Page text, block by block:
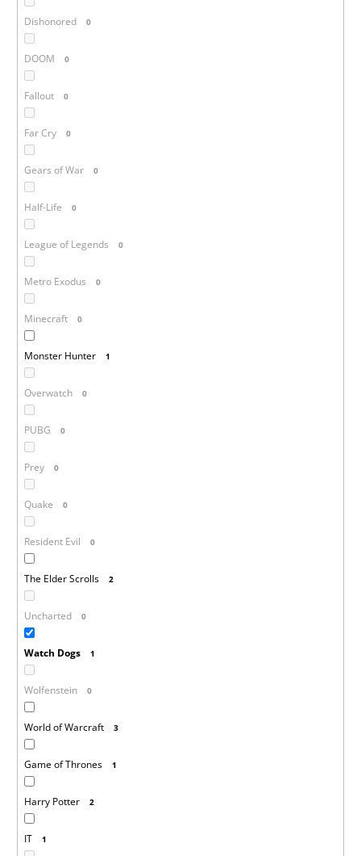
Dishonored 0
DOOM 0
Fallout 0
Far Cry 0
Gears of War 0
Half-Life 0
League of Legends 0
Metro Exodus 0
Minecraft 0
Monster Hunter 1
Overwatch 0
PUBG 0
Prey 0
Quake 0
Resident Evil 0
The Elder Scrolls 2
Uncharted 0
Watch Dogs 1
Wolfenstein 0
World of Warcraft 3
Game of Thrones 1
Harry Potter 2
IT 1